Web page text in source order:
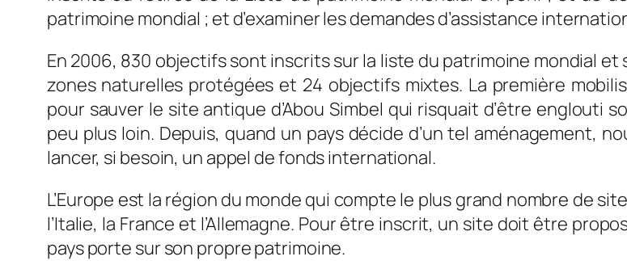
patrimoine mondial ; et d’examiner les demandes d’assistance
En 2006, 830 objectifs sont inscrits sur la liste du patrimoine mondial
zones naturelles protégées et 24 objectifs mixtes. La première
pour sauver le site antique d’Abou Simbel qui risquait d’être englouti
peu plus loin. Depuis, quand un pays décide d’un tel aménagement,
lancer, si besoin, un appel de fonds international.
L’Europe est la région du monde qui compte le plus grand nombre de
l’Italie, la France et l’Allemagne. Pour être inscrit, un site doit être
pays porte sur son propre patrimoine.